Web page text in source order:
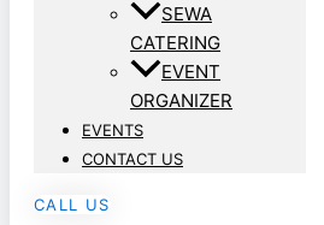
SEWA
CATERING
EVENT
ORGANIZER
EVENTS
CONTACT US
CALL US